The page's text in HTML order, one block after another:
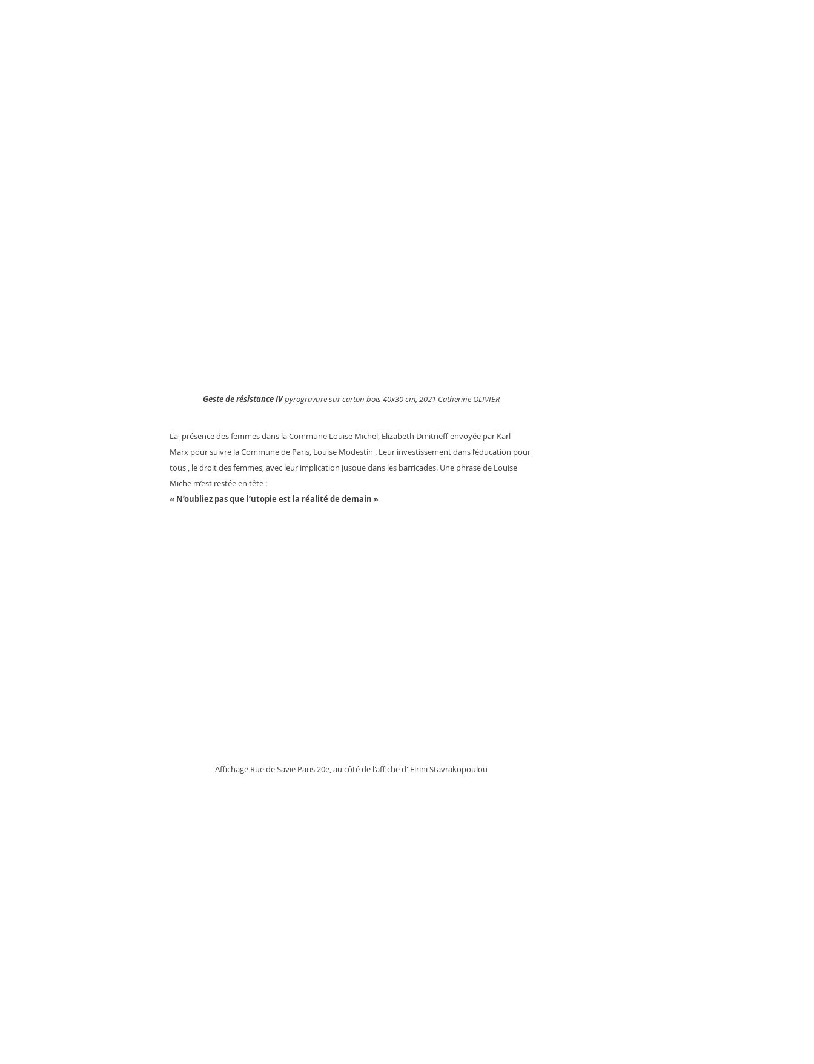
Geste de résistance IV pyrogravure sur carton bois 40x30 cm, 2021 Catherine OLIVIER
La  présence des femmes dans la Commune Louise Michel, Elizabeth Dmitrieff envoyée par Karl
Marx pour suivre la Commune de Paris, Louise Modestin . Leur investissement dans l’éducation pour
tous , le droit des femmes, avec leur implication jusque dans les barricades. Une phrase de Louise
Miche m’est restée en tête :
« N’oubliez pas que l’utopie est la réalité de demain »
Affichage Rue de Savie Paris 20e, au côté de l'affiche d' Eirini Stavrakopoulou